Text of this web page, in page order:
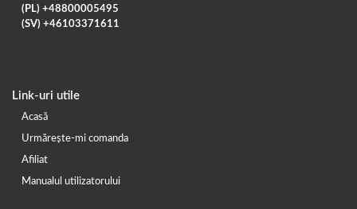
(PL) +48800005495
(SV) +46103371611
Link-uri utile
Acasă
Urmărește-mi comanda
Afiliat
Manualul utilizatorului